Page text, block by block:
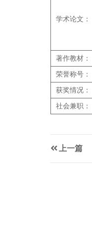
学术论文：
著作教材：
荣誉称号：
获奖情况：
社会兼职：
上一篇